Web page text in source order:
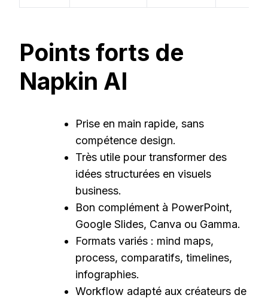
Points forts de
Napkin AI
Prise en main rapide, sans
compétence design.
Très utile pour transformer des
idées structurées en visuels
business.
Bon complément à PowerPoint,
Google Slides, Canva ou Gamma.
Formats variés : mind maps,
process, comparatifs, timelines,
infographies.
Workflow adapté aux créateurs de